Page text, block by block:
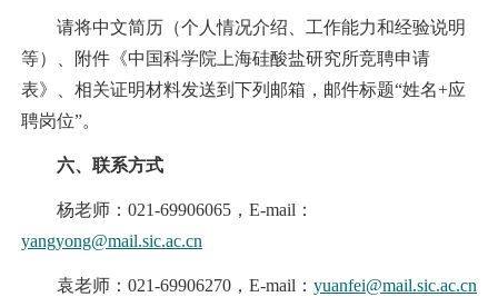
请将中文简历（个人情况介绍、工作能力和经验说明
等）、附件《中国科学院上海硅酸盐研究所竞聘申请
表》、相关证明材料发送到下列邮箱，邮件标题“姓名+应
聘岗位”。
六、联系方式
杨老师：021-69906065，E-mail：
yangyong@mail.sic.ac.cn
袁老师：021-69906270，E-mail： yuanfei@mail.sic.ac.cn